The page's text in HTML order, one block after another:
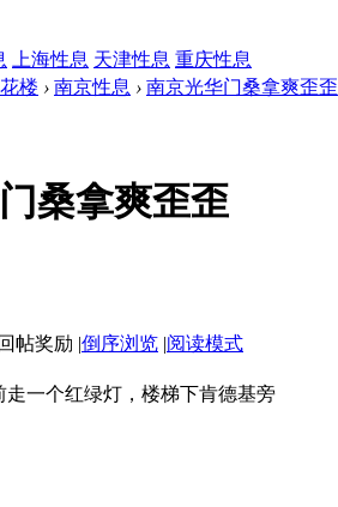
上海性息 天津性息 重庆性息
楼 › 南京性息 › 南京光华门桑拿爽歪歪
桑拿爽歪歪
|倒序浏览 |阅读模式
前走一个红绿灯，楼梯下肯德基旁